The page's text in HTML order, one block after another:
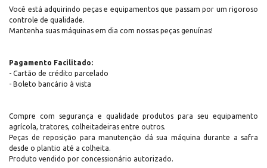
Você está adquirindo peças e equipamentos que passam por um rigoroso
controle de qualidade.
Mantenha suas máquinas em dia com nossas peças genuínas!
Pagamento Facilitado:
- Cartão de crédito parcelado
- Boleto bancário à vista
Compre com segurança e qualidade produtos para seu equipamento
agrícola, tratores, colheitadeiras entre outros.
Peças de reposição para manutenção dá sua máquina durante a safra
desde o plantio até a colheita.
Produto vendido por concessionário autorizado.